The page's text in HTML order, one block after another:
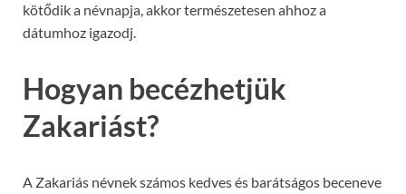
kötődik a névnapja, akkor természetesen ahhoz a
dátumhoz igazodj.
Hogyan becézhetjük
Zakariást?
A Zakariás névnek számos kedves és barátságos beceneve